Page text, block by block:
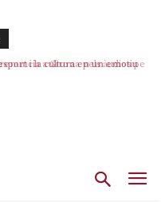
i la cultura en un emotiu
a Girona pels àudios però